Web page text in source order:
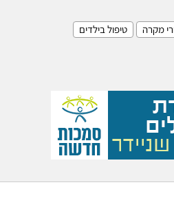
מקרה
טיפול בילדים